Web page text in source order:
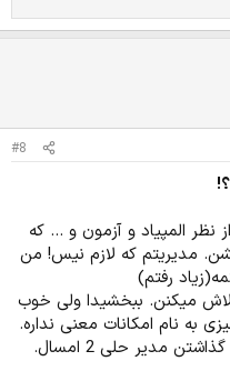
#8
نظر المپیاد و آزمون و ... که
مدیریتم که لازم نیس! من
رفتم)
میکنن. ببخشیدا ولی خوب
به نام امکانات معنی نداره.
یکی گفته بود فکر کنم ناظم دبیرستانو گذاشتن مدیر حلی 2 امسال.